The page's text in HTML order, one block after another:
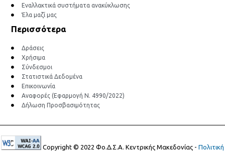
Εναλλακτικά συστήματα ανακύκλωσης
Έλα μαζί μας
Περισσότερα
Δράσεις
Χρήσιμα
Σύνδεσμοι
Στατιστικά Δεδομένα
Επικοινωνία
Αναφορές (Εφαρμογή Ν. 4990/2022)
Δήλωση Προσβασιμότητας
Copyright © 2022 Φο.Δ.Σ.Α. Κεντρικής Μακεδονίας - Πολιτική